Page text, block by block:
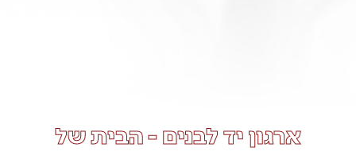
ארגון יד לבנים - הבית של